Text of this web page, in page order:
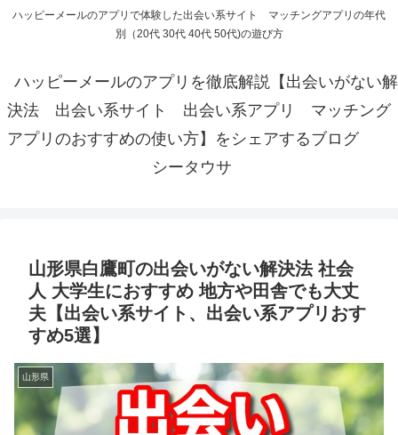
ハッピーメールのアプリで体験した出会い系サイト マッチングアプリの年代
別（20代 30代 40代 50代)の遊び方
ハッピーメールのアプリを徹底解説【出会いがない解
決法 出会い系サイト 出会い系アプリ マッチング
アプリのおすすめの使い方】をシェアするブログ
シータウサ
山形県白鷹町の出会いがない解決法 社会
人 大学生におすすめ 地方や田舎でも大丈
夫【出会い系サイト、出会い系アプリおす
すめ5選】
山形県